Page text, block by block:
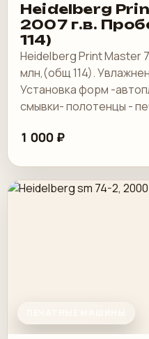
Heidelberg
2007 г.в.
114)
Heidelberg Print Master
млн,(общ 114).
Установка форм -
смывки- полотенцы -
выносной пульт
1 000 ₽